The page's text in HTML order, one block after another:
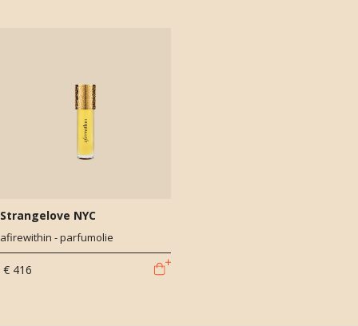
Strangelove NYC
afirewithin - parfumolie
€ 416